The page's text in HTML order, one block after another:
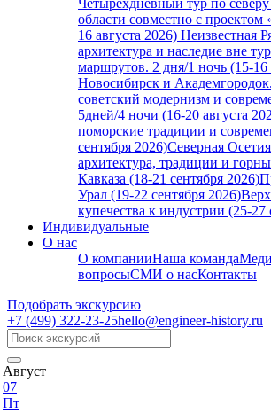
Четырехдневный тур по
области совместно с проектом
16 августа 2026) Неизвестная
архитектура и наследие вне
маршрутов. 2 дня/1 ночь (15-16
Новосибирск и
советский модернизм и
5дней/4 ночи (16-20 августа
поморские традиции и
сентября 2026)Северная
архитектура, традиции и
Кавказа (18-21 сентября 2026)
Урал (19-22 сентября 2026)
купечества к индустрии (25-27
Индивидуальные
О нас
О компанииНаша команда
вопросыСМИ о насКонтакты
Подобрать экскурсию
+7 (499) 322-23-25hello@engineer-history.ru
Август
07
Пт